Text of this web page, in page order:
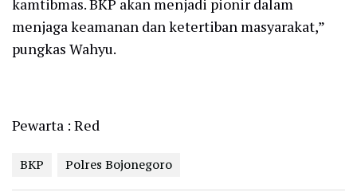
kamtibmas. BKP akan menjadi pionir dalam
menjaga keamanan dan ketertiban masyarakat,”
pungkas Wahyu.
Pewarta : Red
BKP Polres Bojonegoro